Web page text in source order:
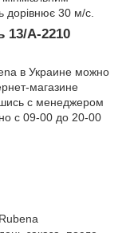
дорівнює 30 м/с.
13/А-2210
в Украине можно
магазине
с менеджером
с 09-00 до 20-00